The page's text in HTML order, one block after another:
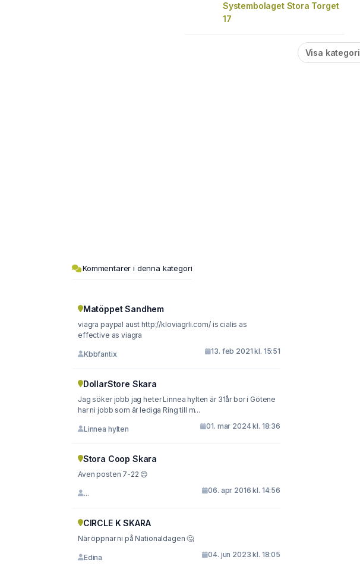
Systembolaget Stora Torget
17
Visa kategori
Kommentarer i denna kategori
Matöppet Sandhem
viagra paypal aust http://kloviagrli.com/ is cialis as
effective as viagra
Kbbfantix 13. feb 2021 kl. 15:51
DollarStore Skara
Jag söker jobb jag heter Linnea hylten är 31år bor i Götene
har ni jobb som är lediga Ring till m...
Linnea hylten 01. mar 2024 kl. 18:36
Stora Coop Skara
Även posten 7-22 😊
... 06. apr 2016 kl. 14:56
CIRCLE K SKARA
När öppnar ni på Nationaldagen 🤔
Edina 04. jun 2023 kl. 18:05